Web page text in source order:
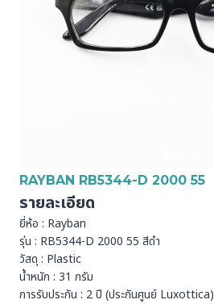
RAYBAN RB5344-D 2000 55
รายละเอียด
ยี่ห้อ : Rayban
รุ่น : RB5344-D 2000 55 สีดำ
วัสดุ : Plastic
น้ำหนัก : 31 กรัม
การรับประกัน : 2 ปี (ประกันศูนย์ Luxottica)